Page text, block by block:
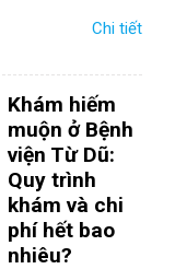
Chi tiết
Khám hiếm
muộn ở Bệnh
viện Từ Dũ:
Quy trình
khám và chi
phí hết bao
nhiêu?